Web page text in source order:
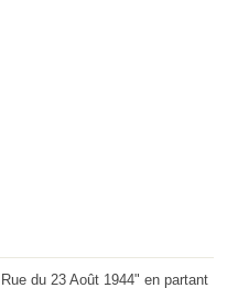
du 23 Août 1944" en partant